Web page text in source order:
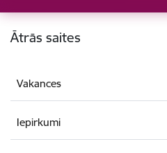
Kājene
Ātrās saites
Vakances
Iepirkumi